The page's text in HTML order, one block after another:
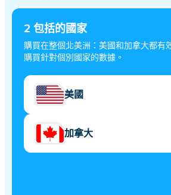
2 包括的國家
購買在整個北美洲：美國和加拿大都有
購買針對個別國家的數據。
美國
加拿大